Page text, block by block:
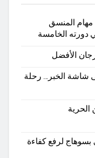
مهام المنسق
دورته الخامسة
الأفضل
شاشة الخبر… رحلة
لرفع كفاءة